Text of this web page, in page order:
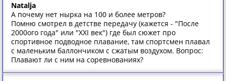
Natalja
А почему нет нырка на 100 и более метров?
Помню смотрел в детстве передачу (кажется - "После
2000ого года" или "XXI век") где был сюжет про
спортивное подводное плавание, там спортсмен плавал
с маленьким баллончиком с сжатым воздухом. Вопрос:
Плавают ли с ним на соревнованиях?